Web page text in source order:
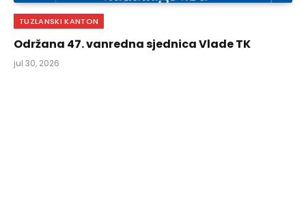
TUZLANSKI KANTON
Održana 47. vanredna sjednica Vlade TK
jul 30, 2026